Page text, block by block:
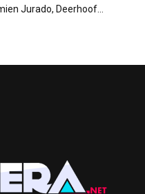
Jurado, Deerhoof…